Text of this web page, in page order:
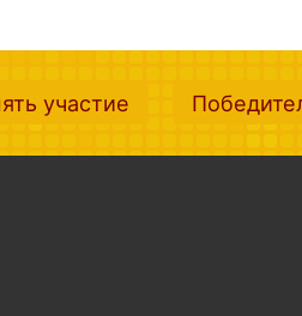
участие (current)